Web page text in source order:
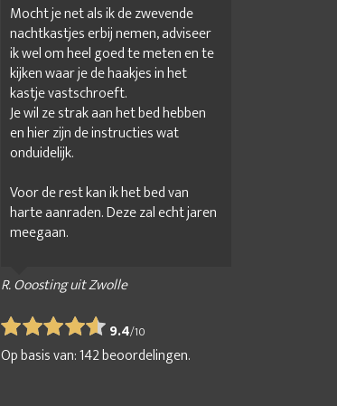
Mocht je net als ik de zwevende
nachtkastjes erbij nemen, adviseer
ik wel om heel goed te meten en te
kijken waar je de haakjes in het
kastje vastschroeft.
Je wil ze strak aan het bed hebben
en hier zijn de instructies wat
onduidelijk.
Voor de rest kan ik het bed van
harte aanraden. Deze zal echt jaren
meegaan.
R. Ooosting uit Zwolle
9.4/10
Op basis van:142beoordelingen.